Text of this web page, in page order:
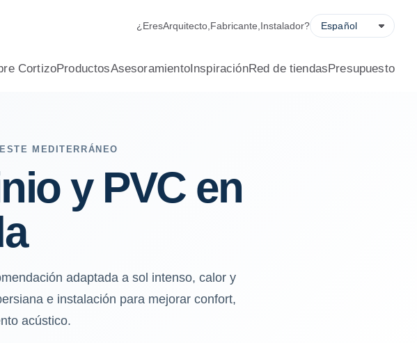
profesional.
¿EresArquitecto Fabricante Instalador?
CortizoProductosAsesoramientoInspiraciónRed de tiendasPresupuesto
MEDITERRÁNEO
y PVC en
adaptada a sol intenso, calor y
e instalación para mejorar confort,
acústico.